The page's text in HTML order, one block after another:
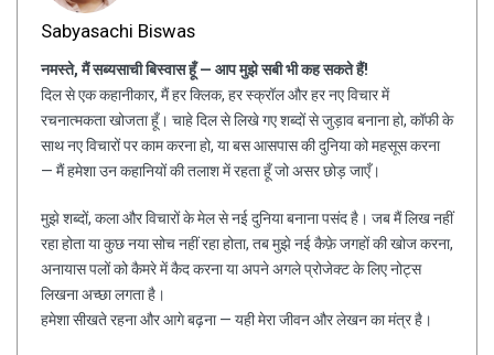
Sabyasachi Biswas
नमस्ते, मैं सब्यसाची बिस्वास हूँ — आप मुझे सबी भी कह सकते हैं!
दिल से एक कहानीकार, मैं हर क्लिक, हर स्क्रॉल और हर नए विचार में
रचनात्मकता खोजता हूँ। चाहे दिल से लिखे गए शब्दों से जुड़ाव बनाना हो, कॉफी के
साथ नए विचारों पर काम करना हो, या बस आसपास की दुनिया को महसूस करना
— मैं हमेशा उन कहानियों की तलाश में रहता हूँ जो असर छोड़ जाएँ।
मुझे शब्दों, कला और विचारों के मेल से नई दुनिया बनाना पसंद है। जब मैं लिख नहीं
रहा होता या कुछ नया सोच नहीं रहा होता, तब मुझे नई कैफ़े जगहों की खोज करना,
अनायास पलों को कैमरे में कैद करना या अपने अगले प्रोजेक्ट के लिए नोट्स
लिखना अच्छा लगता है।
हमेशा सीखते रहना और आगे बढ़ना — यही मेरा जीवन और लेखन का मंत्र है।